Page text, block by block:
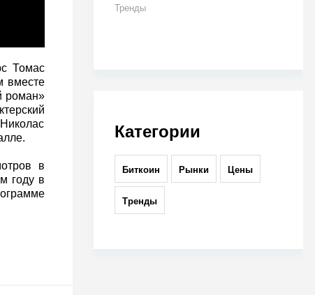
Тренды
Категории
Биткоин Рынки Цены
Тренды
Томас
вместе
роман»
в
году в